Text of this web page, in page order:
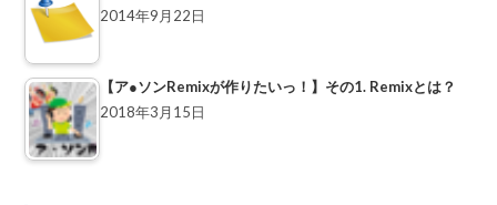
2014年9月22日
【ア●ソンRemixが作りたいっ！】その1. Remixとは？
2018年3月15日